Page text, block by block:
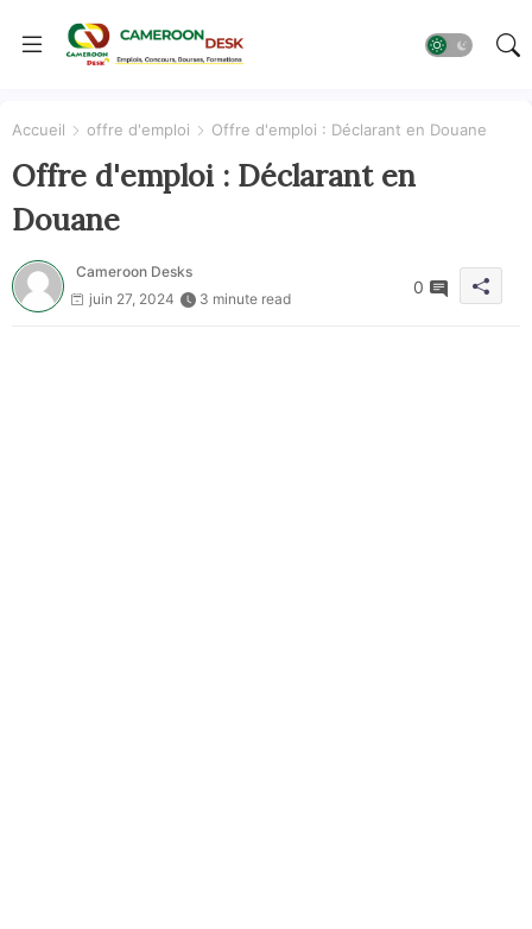
Accueil offre d'emploi Offre d'emploi : Déclarant en Douane
Offre d'emploi : Déclarant en
Douane
Cameroon Desks
juin 27, 2024
3 minute read
0